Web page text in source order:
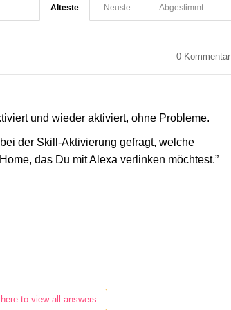
Abgestimmt
Neuste
Älteste
0 Kommentar
und wieder aktiviert, ohne Probleme.
der Skill-Aktivierung gefragt, welche
das Du mit Alexa verlinken möchtest.”
to view all answers.